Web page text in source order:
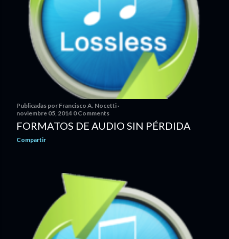
Publicadas por Francisco A. Nocetti
noviembre 05, 2014 0 Comments
FORMATOS DE AUDIO SIN PÉRDIDA
Compartir